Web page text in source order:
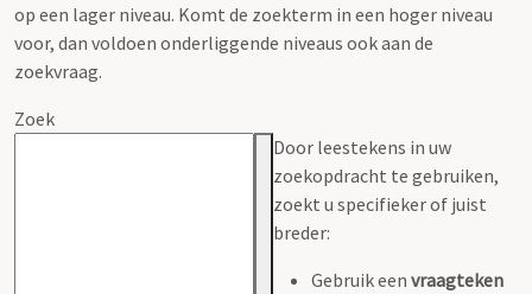
op een lager niveau. Komt de zoekterm in een hoger niveau
voor, dan voldoen onderliggende niveaus ook aan de
zoekvraag.
Zoek
Door leestekens in uw
zoekopdracht te gebruiken,
zoekt u specifieker of juist
breder:
Gebruik een vraagteken